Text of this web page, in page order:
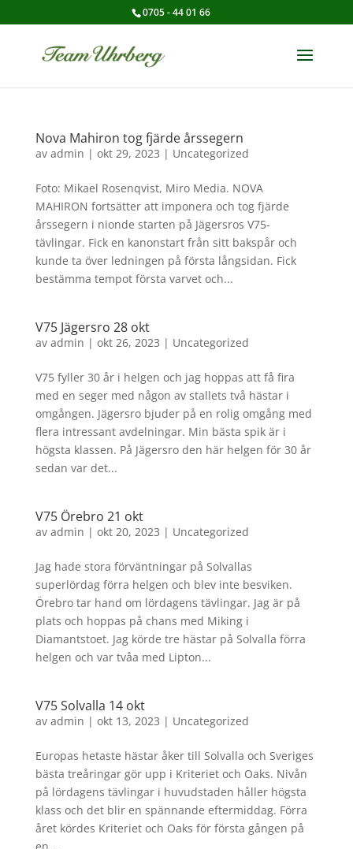
0705 - 44 01 66
Nova Mahiron tog fjärde årssegern
av admin | okt 29, 2023 | Uncategorized
Foto: Mikael Rosenqvist, Miro Media. NOVA
MAHIRON fortsätter att imponera och tog fjärde
årssegern i nionde starten på Jägersros V75-
tävlingar. Fick en kanonstart från sitt bakspår och
kunde ta över ledningen på första långsidan. Fick
bestämma tempot första varvet och...
V75 Jägersro 28 okt
av admin | okt 26, 2023 | Uncategorized
V75 fyller 30 år i helgen och jag hoppas att få fira
med en seger med någon av stallets två hästar i
omgången. Jägersro bjuder på en rolig omgång med
flera intressant avdelningar. Min bästa spik är i
högsta klassen. På Jägersro den här helgen för 30 år
sedan var det...
V75 Örebro 21 okt
av admin | okt 20, 2023 | Uncategorized
Jag hade stora förväntningar på Solvallas
superlördag förra helgen och blev inte besviken.
Örebro tar hand om lördagens tävlingar. Jag är på
plats och hoppas på chans med Miking i
Diamantstoet. Jag körde tre hästar på Solvalla förra
helgen och var tvåa med Lipton...
V75 Solvalla 14 okt
av admin | okt 13, 2023 | Uncategorized
Europas hetaste hästar åker till Solvalla och Sveriges
bästa treåringar gör upp i Kriteriet och Oaks. Nivån
på lördagens tävlingar i huvudstaden håller högsta
klass och det blir en spännande eftermiddag. Förra
året kördes Kriteriet och Oaks för första gången på